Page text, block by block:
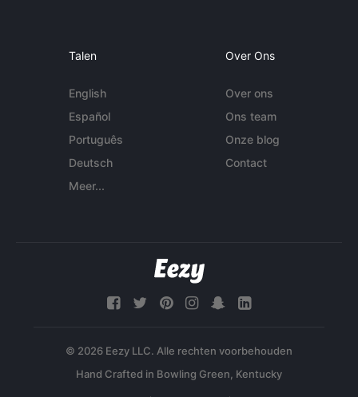
Talen
English
Español
Português
Deutsch
Meer...
Over Ons
Over ons
Ons team
Onze blog
Contact
© 2026 Eezy LLC. Alle rechten voorbehouden